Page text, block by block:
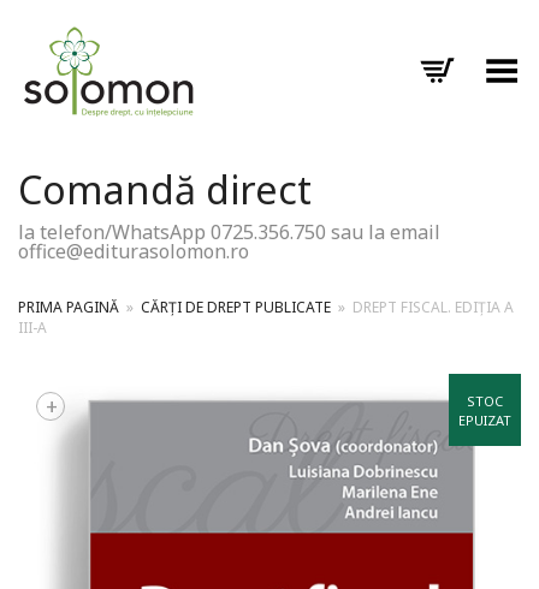
Toggle Menu
Comandă direct
la telefon/WhatsApp 0725.356.750 sau la email
office@editurasolomon.ro
PRIMA PAGINĂ » CĂRȚI DE DREPT PUBLICATE » DREPT FISCAL. EDIȚIA A
III-A
STOC
EPUIZAT
+